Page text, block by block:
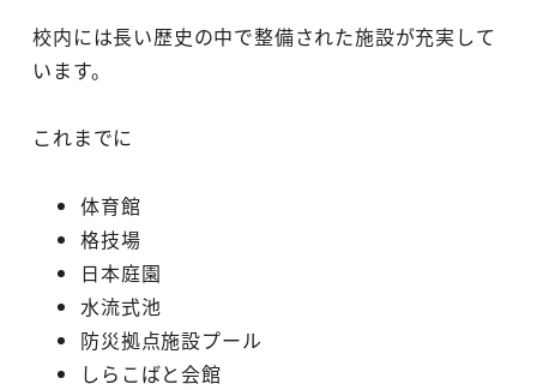
校内には長い歴史の中で整備された施設が充実して
います。
これまでに
体育館
格技場
日本庭園
水流式池
防災拠点施設プール
しらこばと会館